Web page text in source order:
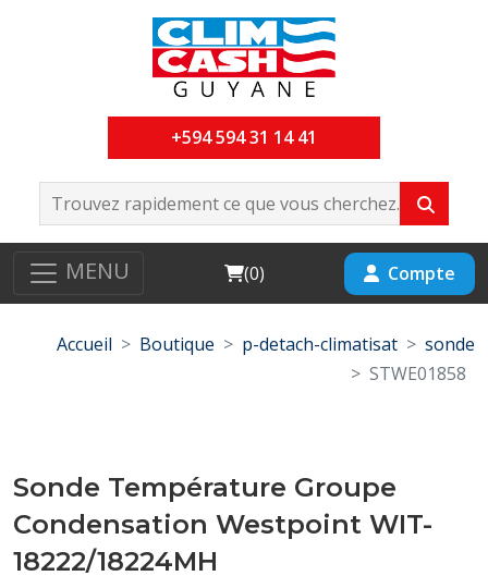
+594 594 31 14 41
MENU Cart
(0) Compte
Accueil Boutique p-detach-climatisat
sonde
STWE01858
Sonde Température Groupe
Condensation Westpoint WIT-
18222/18224MH